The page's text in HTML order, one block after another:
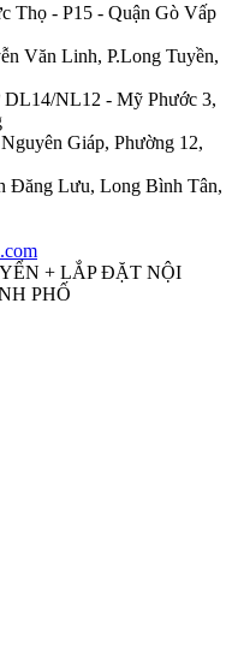
Thọ - P15 - Quận Gò Vấp
Văn Linh, P.Long Tuyền,
DL14/NL12 - Mỹ Phước 3,
Giáp, Phường 12,
Đăng Lưu, Long Bình Tân,
+ LẮP ĐẶT NỘI
PHỐ